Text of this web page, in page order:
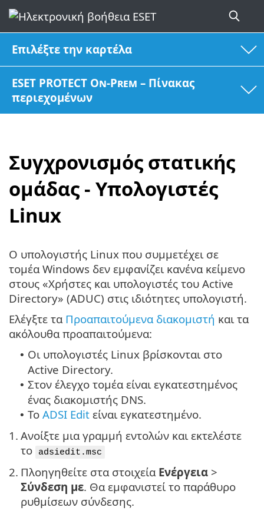
Επιλέξτε την καρτέλα
ESET PROTECT On-Prem – Πίνακας
περιεχομένων
Συγχρονισμός στατικής
ομάδας - Υπολογιστές
Linux
Ο υπολογιστής Linux που συμμετέχει σε
τομέα Windows δεν εμφανίζει κανένα κείμενο
στους «Χρήστες και υπολογιστές του Active
Directory» (ADUC) στις ιδιότητες υπολογιστή.
Ελέγξτε τα Προαπαιτούμενα διακομιστή και τα
ακόλουθα προαπαιτούμενα:
• Οι υπολογιστές Linux βρίσκονται στο
Active Directory.
• Στον έλεγχο τομέα είναι εγκατεστημένος
ένας διακομιστής DNS.
• Το ADSI Edit είναι εγκατεστημένο.
1. Ανοίξτε μια γραμμή εντολών και εκτελέστε
το
adsiedit.msc
2. Πλοηγηθείτε στα στοιχεία Ενέργεια >
Σύνδεση με. Θα εμφανιστεί το παράθυρο
ρυθμίσεων σύνδεσης.